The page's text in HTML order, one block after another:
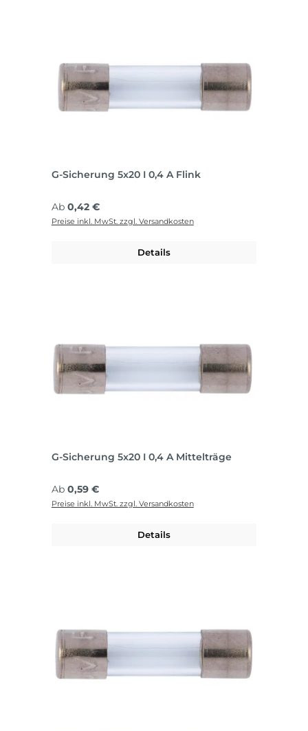
G-Sicherung 5x20 I 0,4 A Flink
Regulärer Preis:
Ab 0,42 €
Preise inkl. MwSt. zzgl. Versandkosten
Details
G-Sicherung 5x20 I 0,4 A Mittelträge
Regulärer Preis:
Ab 0,59 €
Preise inkl. MwSt. zzgl. Versandkosten
Details